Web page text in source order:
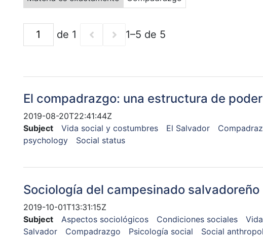
de 1 1–5 de 5
El compadrazgo: una estructura de
2019-08-20T22:41:44Z
Subject
Vida social y costumbres El Salvador
psychology
Social status
Sociología del campesinado
2019-10-01T13:31:15Z
Subject
Aspectos sociológicos Condiciones sociales
Salvador
Compadrazgo Psicología social Social